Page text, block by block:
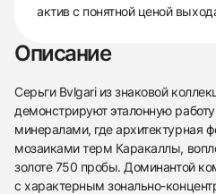
актив с понятной ценой
Описание
Серьги Bvlgari из знаковой
демонстрируют эталонную
минералами, где архитектурная
мозаиками терм Каракаллы,
золоте 750 пробы. Доминантой
с характерным зонально-